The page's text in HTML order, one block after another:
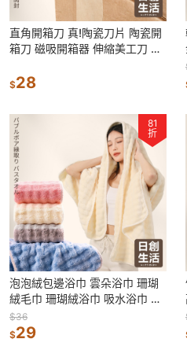
直角開箱刀 真!陶瓷刀片 陶瓷開
箱刀 磁吸開箱器 伸縮美工刀 伸
刀
$28
81
折
泡泡絨包邊浴巾 雲朵浴巾 珊瑚
絨毛巾 珊瑚絨浴巾 吸水浴巾 吸
水毛巾 浴巾吸水 厚浴巾 毛巾 浴
巾
$36
$29